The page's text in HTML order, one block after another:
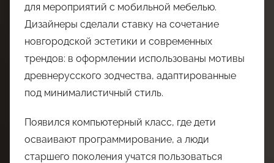
для мероприятий с мобильной мебелью.
Дизайнеры сделали ставку на сочетание
новгородской эстетики и современных
трендов: в оформлении использованы мотивы
древнерусского зодчества, адаптированные
под минималистичный стиль.
Появился компьютерный класс, где дети
осваивают программирование, а люди
старшего поколения учатся пользоваться